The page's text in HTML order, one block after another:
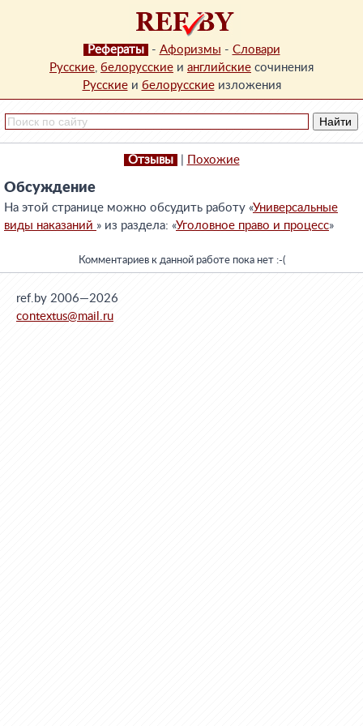
Рефераты - Афоризмы - Словари
Русские, белорусские и английские сочинения
Русскиеи белорусскиеизложения
Отзывы Похожие
Обсуждение
На этой странице можно обсудить работу «Универсальные
виды наказаний » из раздела: «Уголовное право и процесс»
Комментариев к данной работе пока нет :-(
ref.by 2006—2026
contextus@mail.ru